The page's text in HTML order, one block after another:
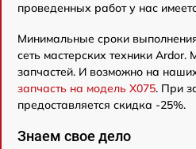
проведенных работ у нас
Минимальные сроки
сеть мастерских техники
запчастей. И возможно на
запчасть на модель X075. При
предоставляется скидка -25%.
Знаем свое дело